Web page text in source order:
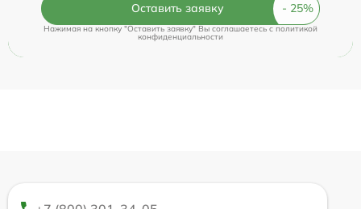
Оставить заявку
Нажимая на кнопку "Оставить заявку" Вы соглашаетесь cполитикой
конфиденциальности